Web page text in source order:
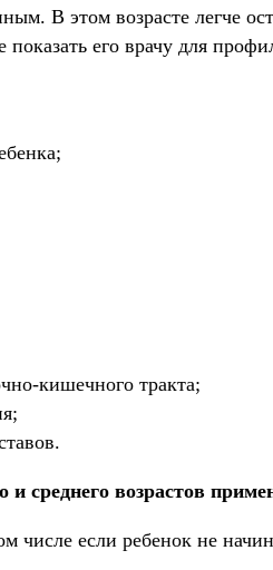
В этом возрасте легче
его врачу для
кишечного тракта;
среднего возрастов
числе если ребенок не